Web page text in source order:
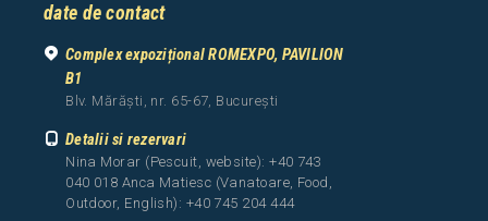
date de contact
Complex expozițional ROMEXPO, PAVILION
B1
Blv. Mărăști, nr. 65-67, București
Detalii si rezervari
Nina Morar (Pescuit, website): +40 743
040 018 Anca Matiesc (Vanatoare, Food,
Outdoor, English): +40 745 204 444